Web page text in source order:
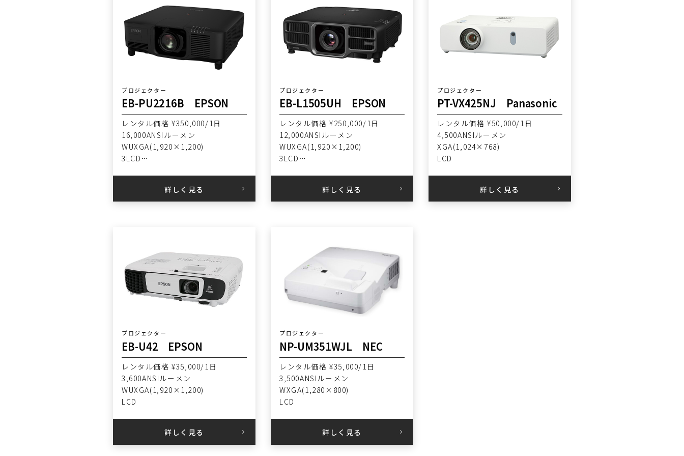
プロジェクター
EB-PU2216B EPSON
レンタル価格 ¥350,000/1日
16,000ANSIルーメン
WUXGA(1,920×1,200)
3LCD
詳しく見る
プロジェクター
EB-L1505UH EPSON
レンタル価格 ¥250,000/1日
12,000ANSIルーメン
WUXGA(1,920×1,200)
3LCD
詳しく見る
プロジェクター
PT-VX425NJ Panasonic
レンタル価格 ¥50,000/1日
4,500ANSIルーメン
XGA(1,024×768)
LCD
詳しく見る
プロジェクター
EB-U42 EPSON
レンタル価格 ¥35,000/1日
3,600ANSIルーメン
WUXGA(1,920×1,200)
LCD
詳しく見る
プロジェクター
NP-UM351WJL NEC
レンタル価格 ¥35,000/1日
3,500ANSIルーメン
WXGA(1,280×800)
LCD
詳しく見る